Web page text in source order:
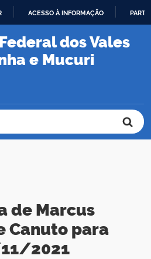
PARA
CONTEÚDO
ACESSO À INFORMAÇÃO
dos Vales
e Mucuri
de Marcus
Canuto para
2021